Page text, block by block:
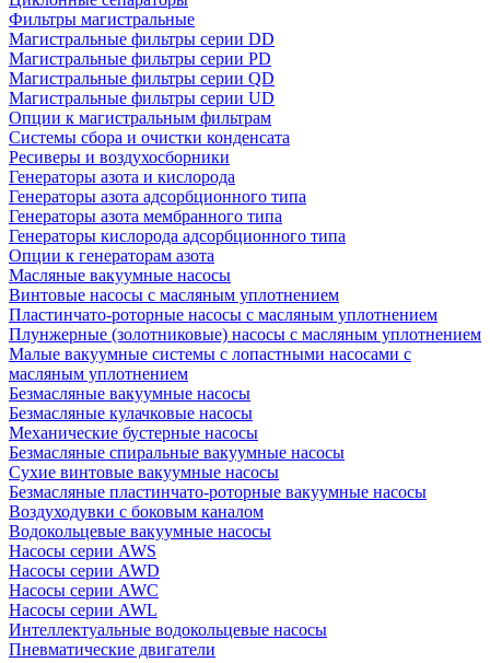
Фильтры магистральные
Магистральные фильтры серии DD
Магистральные фильтры серии PD
Магистральные фильтры серии QD
Магистральные фильтры серии UD
Опции к магистральным фильтрам
Системы сбора и очистки конденсата
Ресиверы и воздухосборники
Генераторы азота и кислорода
Генераторы азота адсорбционного типа
Генераторы азота мембранного типа
Генераторы кислорода адсорбционного типа
Опции к генераторам азота
Масляные вакуумные насосы
Винтовые насосы с масляным уплотнением
Пластинчато-роторные насосы с масляным уплотнением
Плунжерные (золотниковые) насосы с масляным уплотнением
Малые вакуумные системы с лопастными насосами с
масляным уплотнением
Безмасляные вакуумные насосы
Безмасляные кулачковые насосы
Механические бустерные насосы
Безмасляные спиральные вакуумные насосы
Сухие винтовые вакуумные насосы
Безмасляные пластинчато-роторные вакуумные насосы
Воздуходувки с боковым каналом
Водокольцевые вакуумные насосы
Насосы серии AWS
Насосы серии AWD
Насосы серии AWC
Насосы серии AWL
Интеллектуальные водокольцевые насосы
Пневматические двигатели